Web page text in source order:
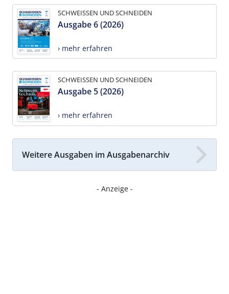
SCHWEISSEN UND SCHNEIDEN
Ausgabe 6 (2026)
› mehr erfahren
SCHWEISSEN UND SCHNEIDEN
Ausgabe 5 (2026)
› mehr erfahren
Weitere Ausgaben im Ausgabenarchiv
- Anzeige -